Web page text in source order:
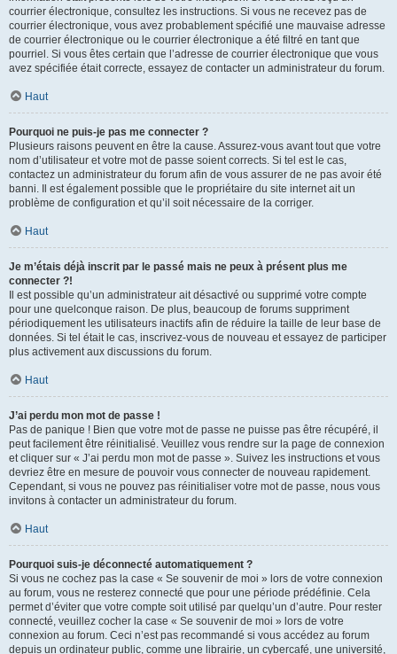
courrier électronique, consultez les instructions. Si vous ne recevez pas de
courrier électronique, vous avez probablement spécifié une mauvaise adresse
de courrier électronique ou le courrier électronique a été filtré en tant que
pourriel. Si vous êtes certain que l’adresse de courrier électronique que vous
avez spécifiée était correcte, essayez de contacter un administrateur du forum.
Haut
Pourquoi ne puis-je pas me connecter ?
Plusieurs raisons peuvent en être la cause. Assurez-vous avant tout que votre
nom d’utilisateur et votre mot de passe soient corrects. Si tel est le cas,
contactez un administrateur du forum afin de vous assurer de ne pas avoir été
banni. Il est également possible que le propriétaire du site internet ait un
problème de configuration et qu’il soit nécessaire de la corriger.
Haut
Je m’étais déjà inscrit par le passé mais ne peux à présent plus me
connecter ?!
Il est possible qu’un administrateur ait désactivé ou supprimé votre compte
pour une quelconque raison. De plus, beaucoup de forums suppriment
périodiquement les utilisateurs inactifs afin de réduire la taille de leur base de
données. Si tel était le cas, inscrivez-vous de nouveau et essayez de participer
plus activement aux discussions du forum.
Haut
J’ai perdu mon mot de passe !
Pas de panique ! Bien que votre mot de passe ne puisse pas être récupéré, il
peut facilement être réinitialisé. Veuillez vous rendre sur la page de connexion
et cliquer sur « J’ai perdu mon mot de passe ». Suivez les instructions et vous
devriez être en mesure de pouvoir vous connecter de nouveau rapidement.
Cependant, si vous ne pouvez pas réinitialiser votre mot de passe, nous vous
invitons à contacter un administrateur du forum.
Haut
Pourquoi suis-je déconnecté automatiquement ?
Si vous ne cochez pas la case « Se souvenir de moi » lors de votre connexion
au forum, vous ne resterez connecté que pour une période prédéfinie. Cela
permet d’éviter que votre compte soit utilisé par quelqu’un d’autre. Pour rester
connecté, veuillez cocher la case « Se souvenir de moi » lors de votre
connexion au forum. Ceci n’est pas recommandé si vous accédez au forum
depuis un ordinateur public, comme une librairie, un cybercafé, une université,